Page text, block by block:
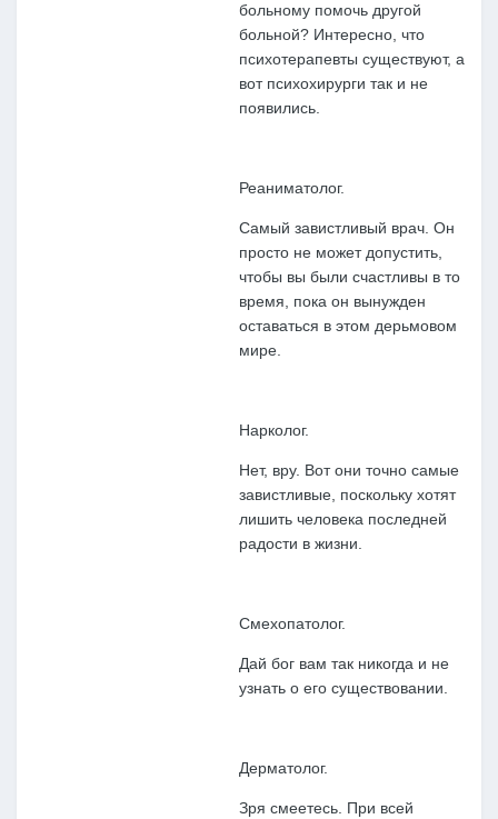
больному помочь другой
больной? Интересно, что
психотерапевты существуют, а
вот психохирурги так и не
появились.
Реаниматолог.
Самый завистливый врач. Он
просто не может допустить,
чтобы вы были счастливы в то
время, пока он вынужден
оставаться в этом дерьмовом
мире.
Нарколог.
Нет, вру. Вот они точно самые
завистливые, поскольку хотят
лишить человека последней
радости в жизни.
Смехопатолог.
Дай бог вам так никогда и не
узнать о его существовании.
Дерматолог.
Зря смеетесь. При всей